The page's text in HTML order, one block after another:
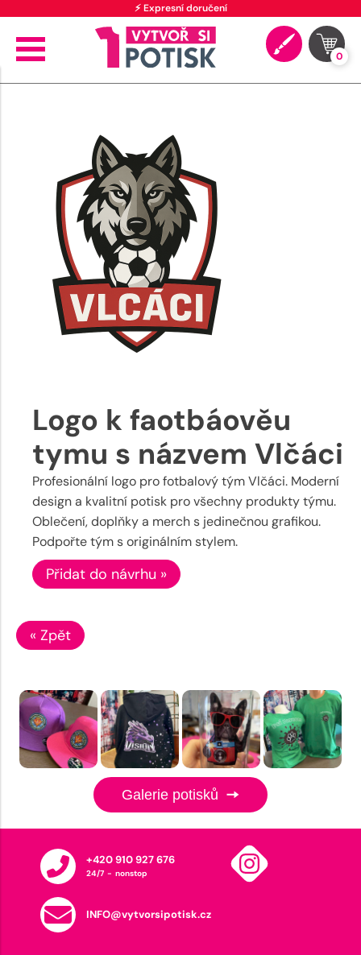
0
Logo k faotbáověu
tymu s názvem Vlčáci
Profesionální logo pro fotbalový tým Vlčáci. Moderní
design a kvalitní potisk pro všechny produkty týmu.
Oblečení, doplňky a merch s jedinečnou grafikou.
Podpořte tým s originálním stylem.
Přidat do návrhu »
« Zpět
Galerie potisků
+420 910 927 676
24/7 - nonstop
INFO@vytvorsipotisk.cz